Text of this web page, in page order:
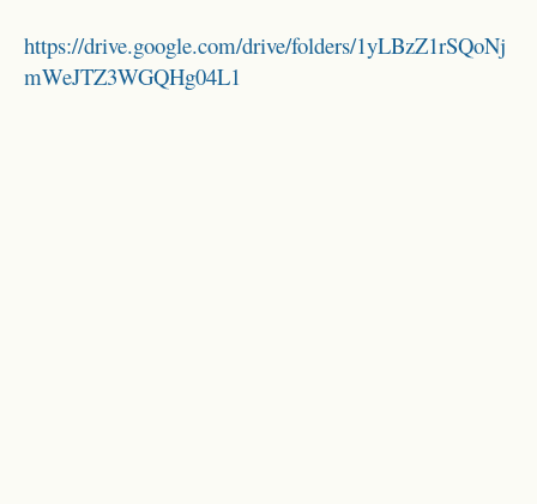
https://drive.google.com/drive/folders/1yLBzZ1rSQoNj
mWeJTZ3WGQHg04L1